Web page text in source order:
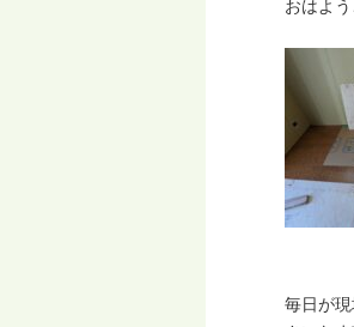
おはよう
毎日が現